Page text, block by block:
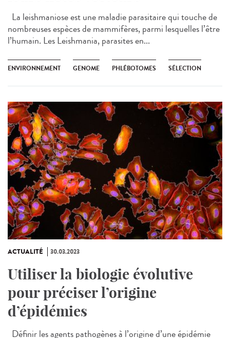
La leishmaniose est une maladie parasitaire qui touche de
nombreuses espèces de mammifères, parmi lesquelles l’être
l’humain. Les Leishmania, parasites en...
ENVIRONNEMENT GENOME PHLÉBOTOMES SÉLECTION
ACTUALITÉ 30.03.2023
Utiliser la biologie évolutive
pour préciser l’origine
d’épidémies
Définir les agents pathogènes à l’origine d’une épidémie